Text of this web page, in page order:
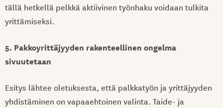
tällä hetkellä pelkkä aktiivinen työnhaku voidaan tulkita
yrittämiseksi.
5. Pakkoyrittäjyyden rakenteellinen ongelma
sivuutetaan
Esitys lähtee oletuksesta, että palkkatyön ja yrittäjyyden
yhdistäminen on vapaaehtoinen valinta. Taide- ja